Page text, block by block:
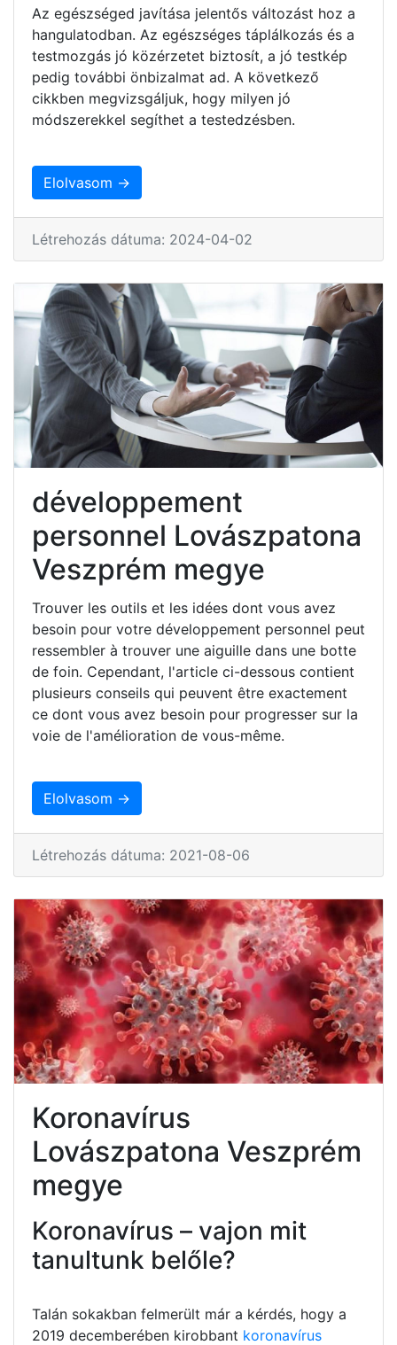
Az egészséged javítása jelentős változást hoz a
hangulatodban. Az egészséges táplálkozás és a
testmozgás jó közérzetet biztosít, a jó testkép
pedig további önbizalmat ad. A következő
cikkben megvizsgáljuk, hogy milyen jó
módszerekkel segíthet a testedzésben.
Elolvasom →
Létrehozás dátuma: 2024-04-02
développement
personnel Lovászpatona
Veszprém megye
Trouver les outils et les idées dont vous avez
besoin pour votre développement personnel peut
ressembler à trouver une aiguille dans une botte
de foin. Cependant, l'article ci-dessous contient
plusieurs conseils qui peuvent être exactement
ce dont vous avez besoin pour progresser sur la
voie de l'amélioration de vous-même.
Elolvasom →
Létrehozás dátuma: 2021-08-06
Koronavírus
Lovászpatona Veszprém
megye
Koronavírus – vajon mit
tanultunk belőle?
Talán sokakban felmerült már a kérdés, hogy a
2019 decemberében kirobbant koronavírus